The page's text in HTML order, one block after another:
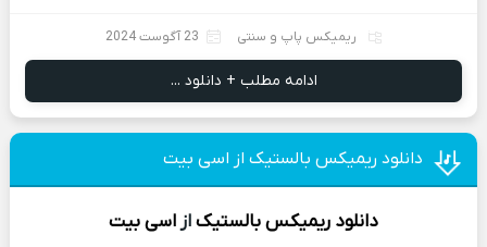
ریمیکس پاپ و سنتی 23 آگوست 2024
ادامه مطلب + دانلود ...
دانلود ریمیکس بالستیک از اسی بیت
دانلود ریمیکسبالستیکازاسی بیت